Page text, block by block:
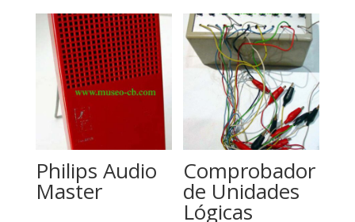
Philips Audio
Master
Comprobador
de Unidades
Lógicas